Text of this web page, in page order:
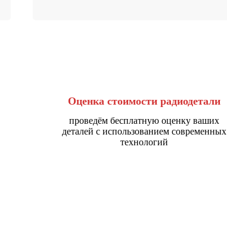
Оценка стоимости радиодетали
проведём бесплатную оценку ваших
деталей с использованием современных
технологий